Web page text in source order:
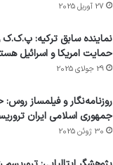
27 آوریل 2025
نماینده سابق ترکیه:
حمایت امریکا و اسرائیل
29 جولای 2025
روزنامه‌نگار و فیلمساز روس:
جمهوری اسلامی ایران
30 ژوئن 2025